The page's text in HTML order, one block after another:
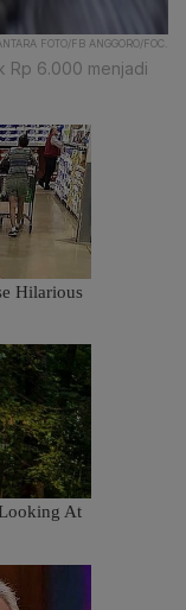
FOTO/FB ANGGORO/FOC.
Rp 6.000 menjadi